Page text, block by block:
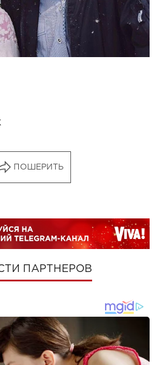
ПОШЕРИТЬ
ПАРТНЕРОВ